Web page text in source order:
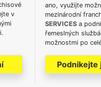
v
ano, využijte
mezinárodní
SERVICES a
řemeslných
možnostmi po
Podnikejte